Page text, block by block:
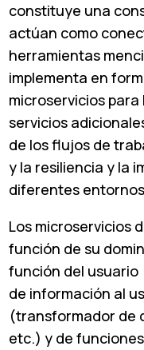
constituye una
actúan como
herramientas
implementa en
microservicios
servicios
de los flujos de
y la resiliencia y la
diferentes
Los microservicios
función de su
función del
de información al
(transformador de
etc.) y de